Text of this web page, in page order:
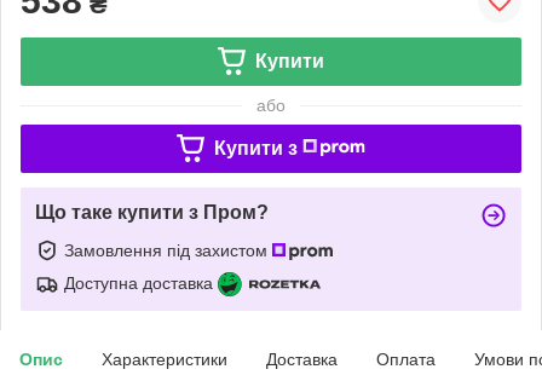
Купити
або
Купити з
Що таке купити з Пром?
Замовлення під захистом
Доступна доставка
Опис Характеристики Доставка Оплата Умови